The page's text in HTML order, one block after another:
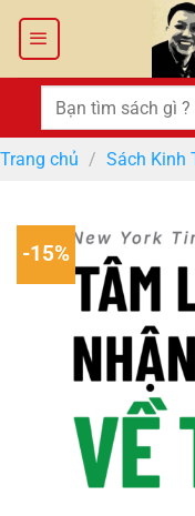
Tìm
kiếm:
Trang chủ / Sách Kinh
-15%